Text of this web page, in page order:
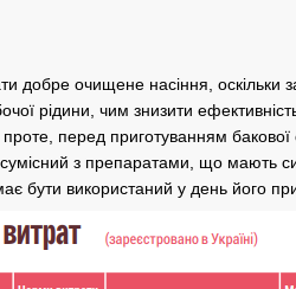
добре очищене насіння, оскільки
рідини, чим знизити
перед приготуванням бакової
з препаратами, що мають
бути використаний у день його